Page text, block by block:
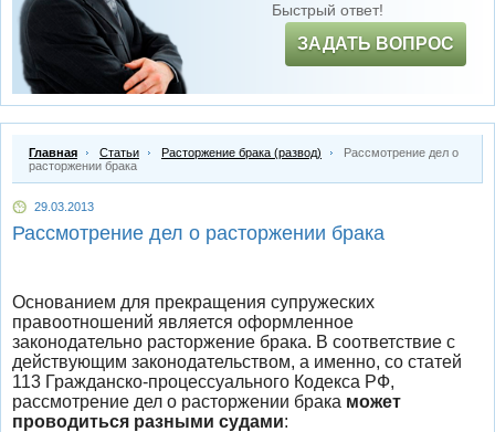
Быстрый ответ!
ЗАДАТЬ ВОПРОС
Главная Статьи Расторжение брака (развод)
Рассмотрение дел о
расторжении брака
29.03.2013
Рассмотрение дел о расторжении брака
Основанием для прекращения супружеских
правоотношений является оформленное
законодательно расторжение брака. В соответствие с
действующим законодательством, а именно, со статей
113 Гражданско-процессуального Кодекса РФ,
рассмотрение дел о расторжении брака может
проводиться разными судами: